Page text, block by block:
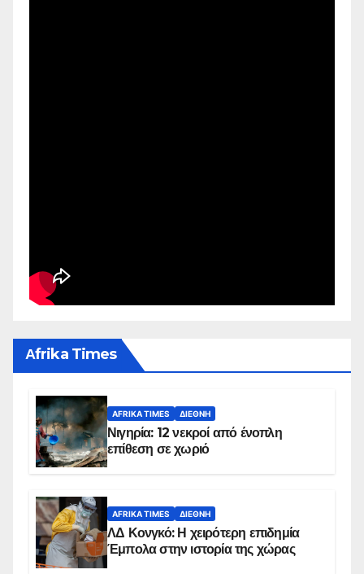
Αfrika Times
AFRIKA TIMES ΔΙΕΘΝΉ
Νιγηρία: 12 νεκροί από ένοπλη
επίθεση σε χωριό
AFRIKA TIMES ΔΙΕΘΝΉ
ΛΔ Κονγκό: Η χειρότερη επιδημία
Έμπολα στην ιστορία της χώρας